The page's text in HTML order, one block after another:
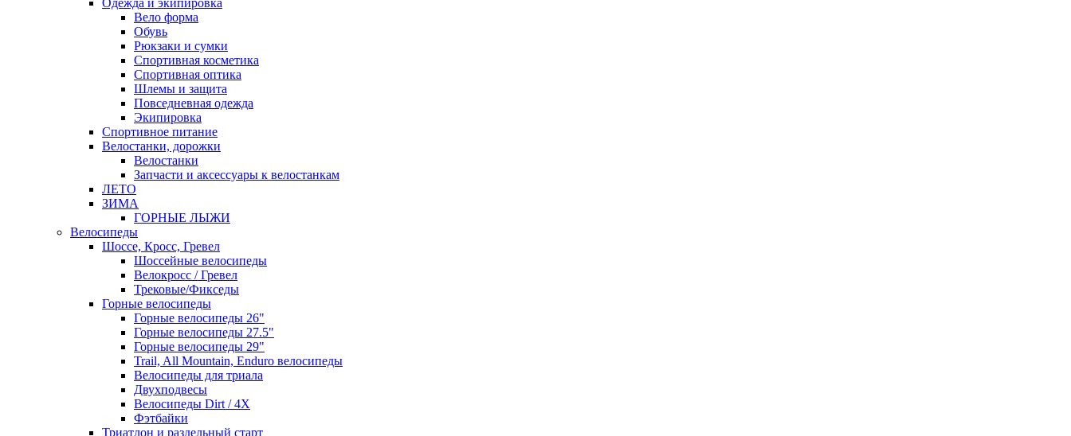
Вело форма
Обувь
Рюкзаки и сумки
Спортивная косметика
Спортивная оптика
Шлемы и защита
Повседневная одежда
Экипировка
Спортивное питание
Велостанки, дорожки
Велостанки
Запчасти и аксессуары к велостанкам
ЛЕТО
ЗИМА
ГОРНЫЕ ЛЫЖИ
Велосипеды
Шоссе, Кросс, Гревел
Шоссейные велосипеды
Велокросс / Гревел
Трековые/Фикседы
Горные велосипеды
Горные велосипеды 26"
Горные велосипеды 27.5"
Горные велосипеды 29"
Trail, All Mountain, Enduro велосипеды
Велосипеды для триала
Двухподвесы
Велосипеды Dirt / 4X
Фэтбайки
Триатлон и раздельный старт